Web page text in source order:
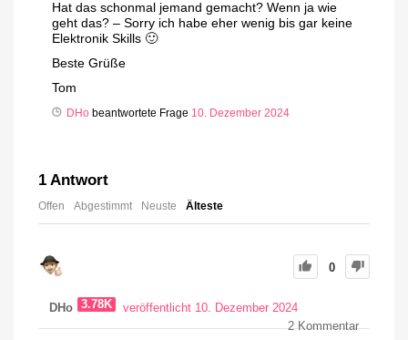
Hat das schonmal jemand gemacht? Wenn ja wie
geht das? – Sorry ich habe eher wenig bis gar keine
Elektronik Skills 🙂
Beste Grüße
Tom
DHo beantwortete Frage 10. Dezember 2024
1 Antwort
Offen Abgestimmt Neuste Älteste
0
DHo 3.78K
veröffentlicht 10. Dezember 2024
2Kommentar